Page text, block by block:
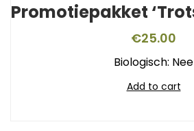
€25.00
Biologisch: Nee
Add to cart